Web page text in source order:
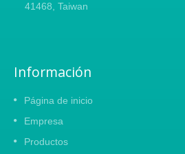
41468, Taiwan
Información
Página de inicio
Empresa
Productos